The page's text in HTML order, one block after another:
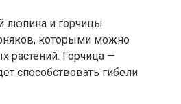
люпина и горчицы.
которыми можно
растений. Горчица —
способствовать гибели